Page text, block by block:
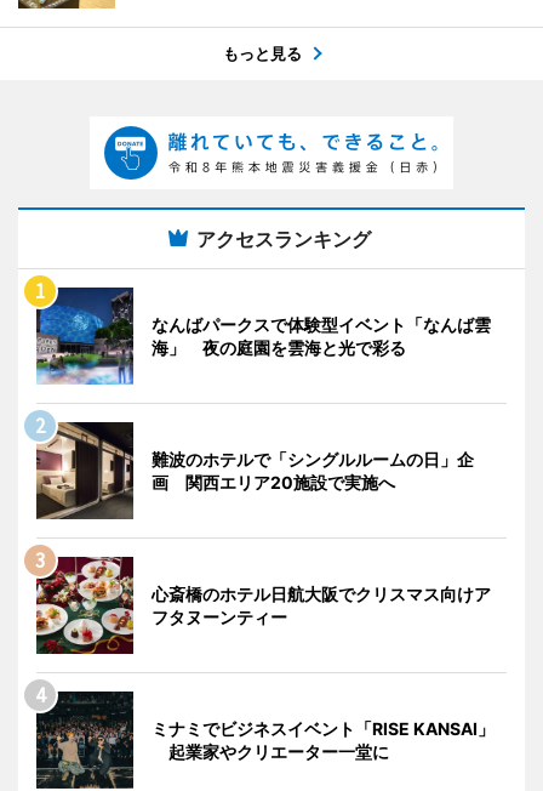
もっと見る
アクセスランキング
なんばパークスで体験型イベント「なんば雲
海」 夜の庭園を雲海と光で彩る
難波のホテルで「シングルルームの日」企
画 関西エリア20施設で実施へ
心斎橋のホテル日航大阪でクリスマス向けア
フタヌーンティー
ミナミでビジネスイベント「RISE KANSAI」
起業家やクリエーター一堂に